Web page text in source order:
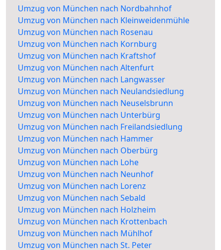
Umzug von München nach Nordbahnhof
Umzug von München nach Kleinweidenmühle
Umzug von München nach Rosenau
Umzug von München nach Kornburg
Umzug von München nach Kraftshof
Umzug von München nach Altenfurt
Umzug von München nach Langwasser
Umzug von München nach Neulandsiedlung
Umzug von München nach Neuselsbrunn
Umzug von München nach Unterbürg
Umzug von München nach Freilandsiedlung
Umzug von München nach Hammer
Umzug von München nach Oberbürg
Umzug von München nach Lohe
Umzug von München nach Neunhof
Umzug von München nach Lorenz
Umzug von München nach Sebald
Umzug von München nach Holzheim
Umzug von München nach Krottenbach
Umzug von München nach Mühlhof
Umzug von München nach St. Peter